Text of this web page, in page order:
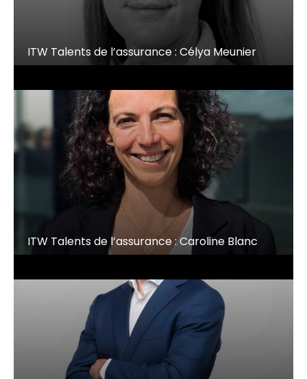
ITW Talents de l’assurance : Célya Meunier
ITW Talents de l’assurance : Caroline Blanc